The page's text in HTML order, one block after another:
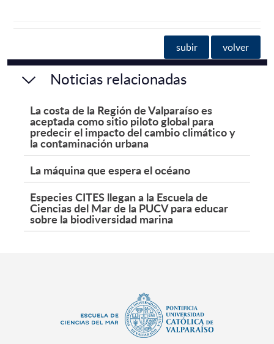
subir volver
Noticias relacionadas
La costa de la Región de Valparaíso es
aceptada como sitio piloto global para
predecir el impacto del cambio climático y
la contaminación urbana
La máquina que espera el océano
Especies CITES llegan a la Escuela de
Ciencias del Mar de la PUCV para educar
sobre la biodiversidad marina